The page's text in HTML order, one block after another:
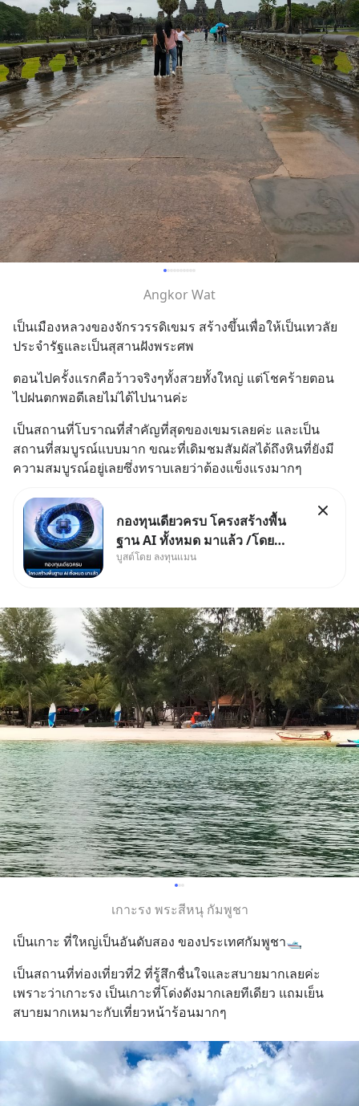
Angkor Wat
เป็นเมืองหลวงของจักรวรรดิเขมร สร้างขึ้นเพื่อให้เป็นเทวลัย
ประจำรัฐและเป็นสุสานฝังพระศพ
ตอนไปครั้งแรกคือว้าวจริงๆทั้งสวยทั้งใหญ่ แต่โชคร้ายตอน
ไปฝนตกพอดีเลยไม่ได้ไปนานค่ะ
เป็นสถานที่โบราณที่สำคัญที่สุดของเขมรเลยค่ะ และเป็น
สถานที่สมบูรณ์แบบมาก ขณะที่เดิมชมสัมผัสได้ถึงหินที่ยังมี
ความสมบูรณ์อยู่เลยซึ่งทราบเลยว่าต้องแข็งแรงมากๆ
กองทุนเดียวครบ โครงสร้างพื้น
ฐาน AI ทั้งหมด มาแล้ว /โดย
ลงทุนแมน AI Supercycle คือ
หลัก ของการเติบโตทางเศรษฐกิจ
และวิถีชีวิตของผู้คนอย่างยาวนา
นต่
บูสต์โดย ลงทุนแมน
เกาะรง พระสีหนุ กัมพูชา
เป็นเกาะ ที่ใหญ่เป็นอันดับสอง ของประเทศกัมพูชา🛥️
เป็นสถานที่ท่องเที่ยวที่2 ที่รู้สึกชื่นใจและสบายมากเลยค่ะ
เพราะว่าเกาะรง เป็นเกาะที่โด่งดังมากเลยทีเดียว แถมเย็น
สบายมากเหมาะกับเที่ยวหน้าร้อนมากๆ